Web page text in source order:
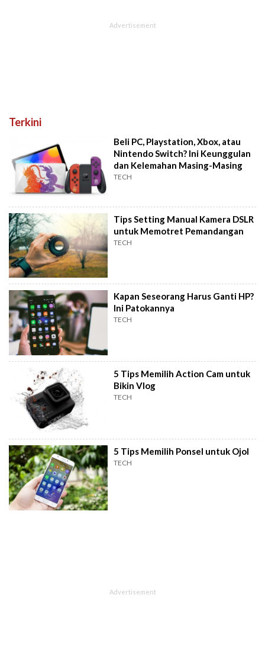
Terkini
Beli PC, Playstation, Xbox, atau
Nintendo Switch? Ini Keunggulan
dan Kelemahan Masing-Masing
TECH
Tips Setting Manual Kamera DSLR
untuk Memotret Pemandangan
TECH
Kapan Seseorang Harus Ganti HP?
Ini Patokannya
TECH
5 Tips Memilih Action Cam untuk
Bikin Vlog
TECH
5 Tips Memilih Ponsel untuk Ojol
TECH